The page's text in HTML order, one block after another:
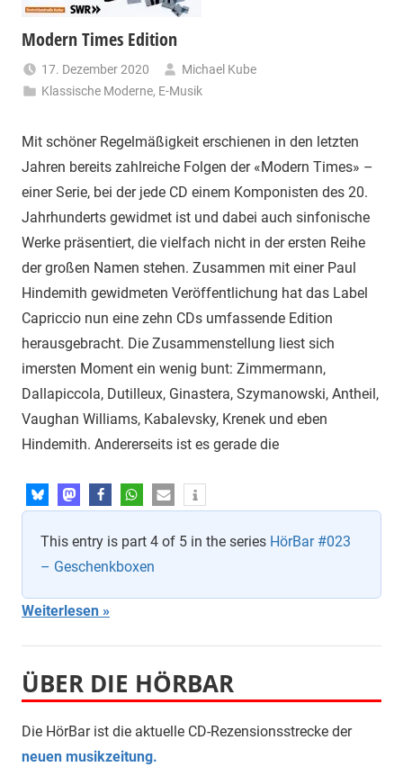
Modern Times Edition
17. Dezember 2020
Michael Kube
Klassische Moderne, E-Musik
Mit schöner Regelmäßigkeit erschienen in den letzten
Jahren bereits zahlreiche Folgen der «Modern Times» –
einer Serie, bei der jede CD einem Komponisten des 20.
Jahrhunderts gewidmet ist und dabei auch sinfonische
Werke präsentiert, die vielfach nicht in der ersten Reihe
der großen Namen stehen. Zusammen mit einer Paul
Hindemith gewidmeten Veröffentlichung hat das Label
Capriccio nun eine zehn CDs umfassende Edition
herausgebracht. Die Zusammenstellung liest sich
imersten Moment ein wenig bunt: Zimmermann,
Dallapiccola, Dutilleux, Ginastera, Szymanowski, Antheil,
Vaughan Williams, Kabalevsky, Krenek und eben
Hindemith. Andererseits ist es gerade die
This entry is part 4 of 5 in the series HörBar #023
– Geschenkboxen
Weiterlesen
ÜBER DIE HÖRBAR
Die HörBar ist die aktuelle CD-Rezensionsstrecke der
neuen musikzeitung.